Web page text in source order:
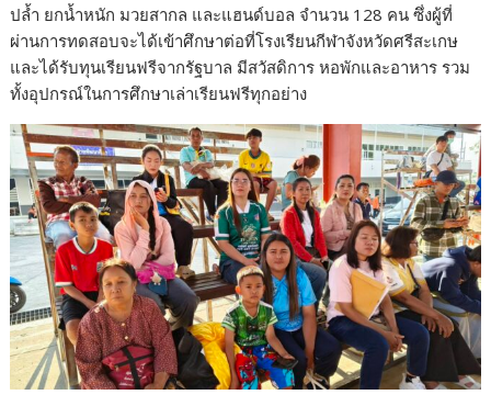
ปล้ำ ยกน้ำหนัก มวยสากล และแฮนด์บอล จำนวน 128 คน ซึ่งผู้ที่
ผ่านการทดสอบจะได้เข้าศึกษาต่อที่โรงเรียนกีฬาจังหวัดศรีสะเกษ
และได้รับทุนเรียนฟรีจากรัฐบาล มีสวัสดิการ หอพักและอาหาร รวม
ทั้งอุปกรณ์ในการศึกษาเล่าเรียนฟรีทุกอย่าง